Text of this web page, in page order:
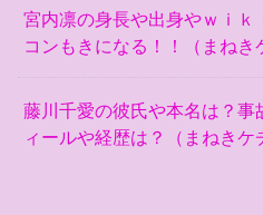
宮内凛の身長や出身やｗｉｋ
コンもきになる！！（まねき
藤川千愛の彼氏や本名は？事
ィールや経歴は？（まねきケ